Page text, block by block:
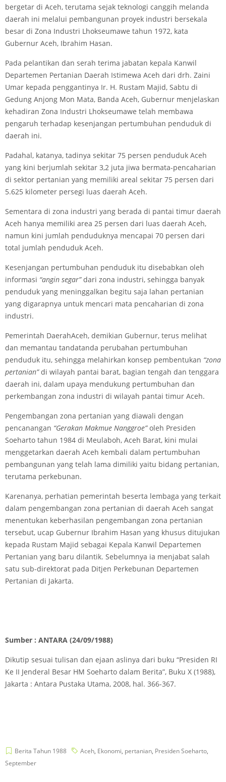
bergetar di Aceh, terutama sejak teknologi canggih melanda
daerah ini melalui pembangunan proyek industri bersekala
besar di Zona Industri Lhokseumawe tahun 1972, kata
Gubernur Aceh, Ibrahim Hasan.
Pada pelantikan dan serah terima jabatan kepala Kanwil
Departemen Pertanian Daerah Istimewa Aceh dari drh. Zaini
Umar kepada penggantinya Ir. H. Rustam Majid, Sabtu di
Gedung Anjong Mon Mata, Banda Aceh, Gubernur menjelaskan
kehadiran Zona Industri Lhokseumawe telah membawa
pengaruh terhadap kesenjangan pertumbuhan penduduk di
daerah ini.
Padahal, katanya, tadinya sekitar 75 persen penduduk Aceh
yang kini berjumlah sekitar 3,2 juta jiwa bermata-pencaharian
di sektor pertanian yang memiliki areal sekitar 75 persen dari
5.625 kilometer persegi luas daerah Aceh.
Sementara di zona industri yang berada di pantai timur daerah
Aceh hanya memiliki area 25 persen dari luas daerah Aceh,
namun kini jumlah penduduknya mencapai 70 persen dari
total jumlah penduduk Aceh.
Kesenjangan pertumbuhan penduduk itu disebabkan oleh
informasi “angin segar”dari zona industri, sehingga banyak
penduduk yang meninggalkan begitu saja lahan pertanian
yang digarapnya untuk mencari mata pencaharian di zona
industri.
Pemerintah DaerahAceh, demikian Gubernur, terus melihat
dan memantau tanda­tanda perubahan pertumbuhan
penduduk itu, sehingga melahirkan konsep pembentukan “zona
pertanian”di wilayah pantai barat, bagian tengah dan tenggara
daerah ini, dalam upaya mendukung pertumbuhan dan
perkembangan zona industri di wilayah pantai timur Aceh.
Pengembangan zona pertanian yang diawali dengan
pencanangan “Gerakan Makmue Nanggroe”oleh Presiden
Soeharto tahun 1984 di Meulaboh, Aceh Barat, kini mulai
menggetarkan daerah Aceh kembali dalam pertumbuhan
pembangunan yang telah lama dimiliki yaitu bidang pertanian,
terutama perkebunan.
Karenanya, perhatian pemerintah beserta lembaga yang terkait
dalam pengembangan zona pertanian di daerah Aceh sangat
menentukan keberhasilan pengembangan zona pertanian
tersebut, ucap Gubernur Ibrahim Hasan yang khusus ditujukan
kepada Rustam Majid sebagai Kepala Kanwil Departemen
Pertanian yang baru dilantik. Sebelumnya ia menjabat salah
satu sub-direktorat pada Ditjen Perkebunan Departemen
Pertanian di Jakarta.
Sumber : ANTARA (24/09/1988)
Dikutip sesuai tulisan dan ejaan aslinya dari buku “Presiden RI
Ke II Jenderal Besar HM Soeharto dalam Berita”, Buku X (1988),
Jakarta : Antara Pustaka Utama, 2008, hal. 366-367.
Berita Tahun 1988 Aceh, Ekonomi, pertanian, Presiden Soeharto,
September